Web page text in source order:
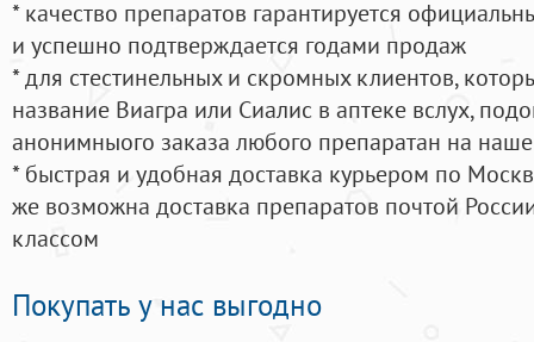
* качество препаратов гарантируется
и успешно подтверждается годами продаж
* для стестинельных и скромных клиентов,
название Виагра или Сиалис в аптеке вслух,
анонимныого заказа любого препаратан на
* быстрая и удобная доставка курьером по
же возможна доставка препаратов почтой
классом
Покупать у нас выгодно